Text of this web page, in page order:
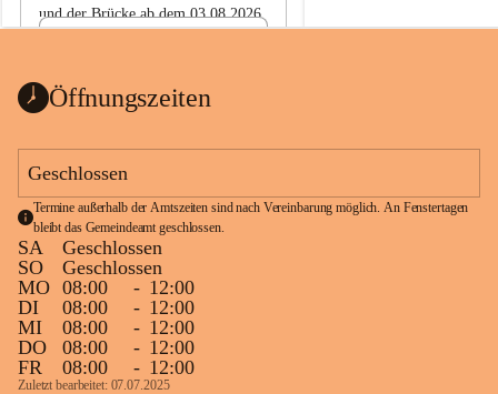
und der Brücke ab dem 03.08.2026
ht
1 Seite•0,1 MB
Öffnungszeiten
Geschlossen
Termine außerhalb der Amtszeiten sind nach Vereinbarung möglich. An Fenstertagen
bleibt das Gemeindeamt geschlossen.
SA
Geschlossen
SO
Geschlossen
MO 08:00 - 12:00
DI
08:00 - 12:00
MI
08:00 - 12:00
DO
08:00 - 12:00
FR
08:00 - 12:00
Zuletzt bearbeitet: 07.07.2025